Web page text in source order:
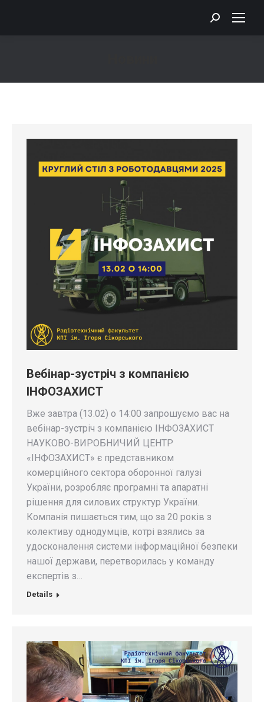
Search:
Вебінар-зустріч з компанією
ІНФОЗАХИСТ
Вже завтра (13.02) о 14:00 запрошуємо вас на
вебінар-зустріч з компанією ІНФОЗАХИСТ
НАУКОВО-ВИРОБНИЧИЙ ЦЕНТР
«ІНФОЗАХИСТ» є представником
комерційного сектора оборонної галузі
України, розробляє програмні та апаратні
рішення для силових структур України.
Компанія пишається тим, що за 20 років з
колективу однодумців, котрі взялись за
удосконалення системи інформаційної безпеки
нашої держави, перетворилась у команду
експертів з…
Details